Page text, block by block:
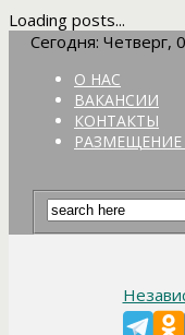
Loading posts...
Сегодня: Четверг,
О НАС
ВАКАНСИИ
КОНТАКТЫ